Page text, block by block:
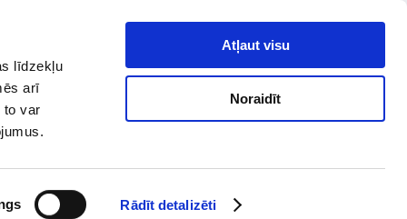
līdzekļu
arī
to var
Rādīt detalizēti
Atļaut visu
Noraidīt